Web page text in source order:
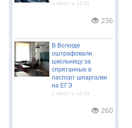
3 Августа 13:32
236
В Вологде
оштрафовали
школьницу за
спрятанные в
паспорт шпаргалки
на ЕГЭ
2 Августа 14:19
260